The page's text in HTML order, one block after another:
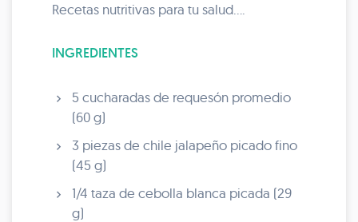
Recetas nutritivas para tu salud....
INGREDIENTES
5 cucharadas de requesón promedio
(60 g)
3 piezas de chile jalapeño picado fino
(45 g)
1/4 taza de cebolla blanca picada (29
g)